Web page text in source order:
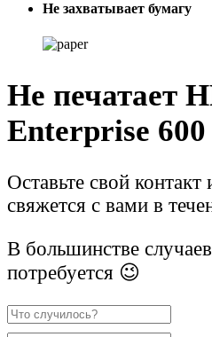
Не захватывает бумагу
Не печатает
Enterprise
Оставьте свой
свяжется с вами в
В большинстве
потребуется 😉